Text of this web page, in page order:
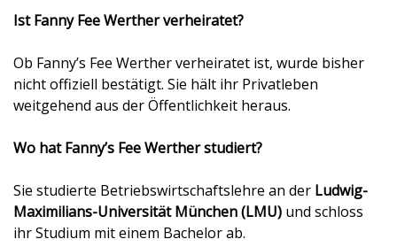
Ist Fanny Fee Werther verheiratet?
Ob Fanny’s Fee Werther verheiratet ist, wurde bisher
nicht offiziell bestätigt. Sie hält ihr Privatleben
weitgehend aus der Öffentlichkeit heraus.
Wo hat Fanny’s Fee Werther studiert?
Sie studierte Betriebswirtschaftslehre an der Ludwig-
Maximilians-Universität München (LMU) und schloss
ihr Studium mit einem Bachelor ab.